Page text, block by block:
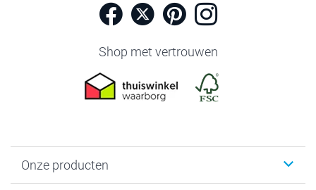
Shop met vertrouwen
Onze producten